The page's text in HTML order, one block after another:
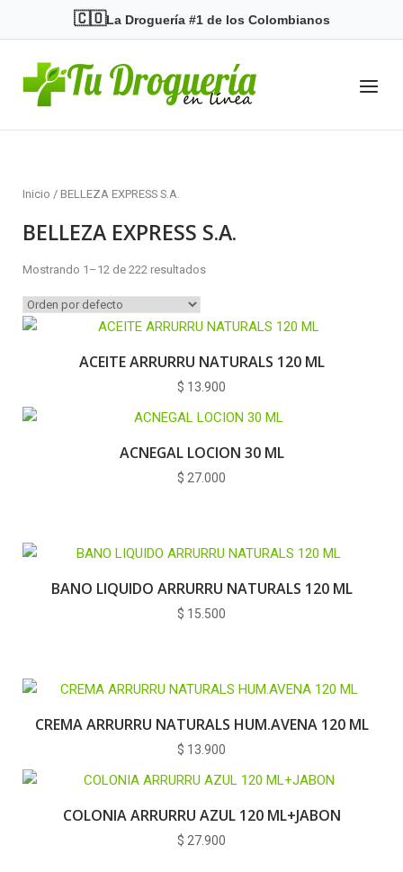
🇨🇴La Droguería #1 de los Colombianos
Home
Menu
Inicio / BELLEZA EXPRESS S.A.
BELLEZA EXPRESS S.A.
Mostrando 1–12 de 222 resultados
ACEITE ARRURRU NATURALS 120 ML
$ 13.900
ACNEGAL LOCION 30 ML
$ 27.000
BANO LIQUIDO ARRURRU NATURALS 120 ML
$ 15.500
CREMA ARRURRU NATURALS HUM.AVENA 120 ML
$ 13.900
COLONIA ARRURRU AZUL 120 ML+JABON
$ 27.900